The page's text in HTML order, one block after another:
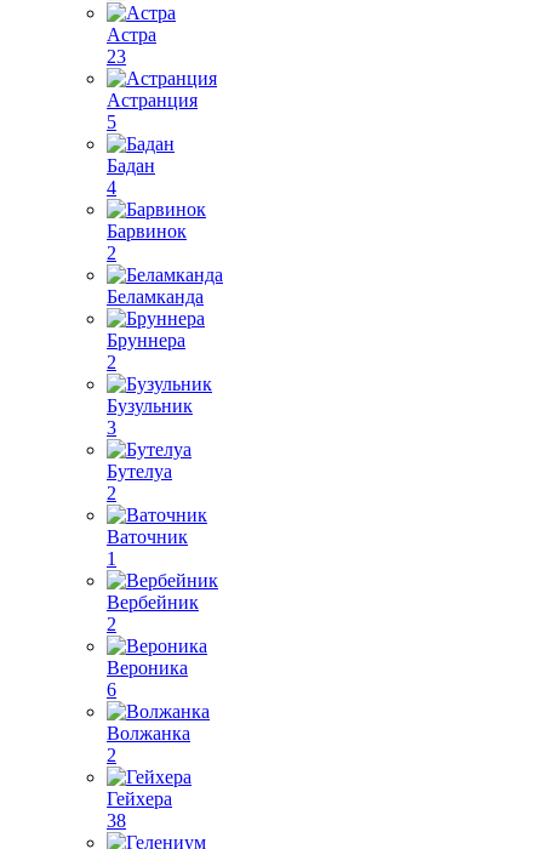
Астра
23
Астранция
5
Бадан
4
Барвинок
2
Беламканда
Бруннера
2
Бузульник
3
Бутелуа
2
Ваточник
1
Вербейник
2
Вероника
6
Волжанка
2
Гейхера
38